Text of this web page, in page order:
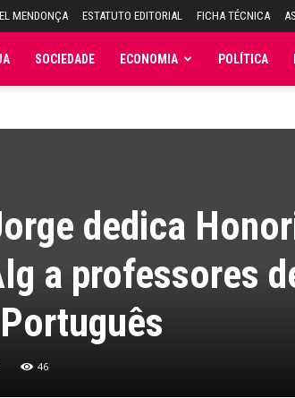
MENDONÇA ESTATUTO EDITORIAL FICHA TÉCNICA
SOCIEDADE ECONOMIA POLÍTICA
dedica
a professores
46